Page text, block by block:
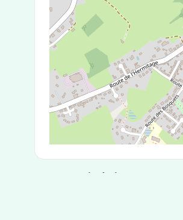
Test Antigénique et